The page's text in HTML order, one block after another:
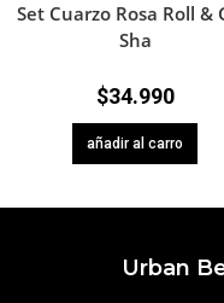
Set Cuarzo Rosa Roll &
Sha
$34.990
añadir al carro
Urban